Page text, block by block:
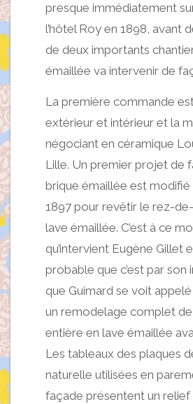
presque immédiatement
l’hôtel Roy en 1898, avant
de deux importants
émaillée va intervenir de
La première commande
extérieur et intérieur et la
négociant en céramique
Lille. Un premier projet de
brique émaillée est
1897 pour revêtir le rez-
lave émaillée. C’est à ce
qu’intervient Eugène Gillet
probable que c’est par son
que Guimard se voit
un remodelage complet
entière en lave émaillée
Les tableaux des plaques
naturelle utilisées en
façade présentent un